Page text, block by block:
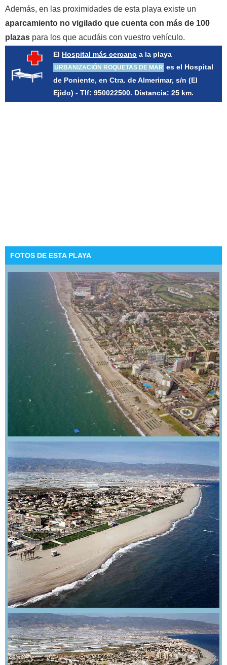
Además, en las proximidades de esta playa existe un
aparcamiento no vigilado que cuenta con más de 100
plazas para los que acudáis con vuestro vehículo.
El Hospital más cercano a la playa
URBANIZACIÓN ROQUETAS DE MAR es el Hospital
de Poniente, en Ctra. de Almerimar, s/n (El
Ejido) - Tlf: 950022500. Distancia: 25 km.
FOTOS DE ESTA PLAYA